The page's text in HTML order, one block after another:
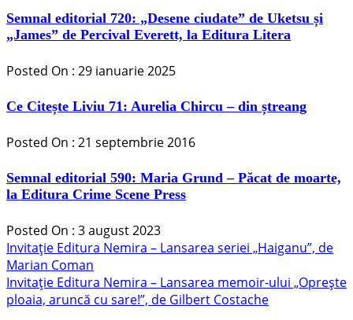
Semnal editorial 720: „Desene ciudate” de Uketsu și
„James” de Percival Everett, la Editura Litera
Posted On : 29 ianuarie 2025
Ce Citește Liviu 71: Aurelia Chircu – din ștreang
Posted On : 21 septembrie 2016
Semnal editorial 590: Maria Grund – Păcat de moarte,
la Editura Crime Scene Press
Posted On : 3 august 2023
Navigare
în
articole
Articolul
anterior:
Invitație Editura Nemira – Lansarea seriei „Haiganu”, de
Marian Coman
Articolul
următor:
Invitație Editura Nemira – Lansarea memoir-ului „Oprește
ploaia, aruncă cu sare!”, de Gilbert Costache